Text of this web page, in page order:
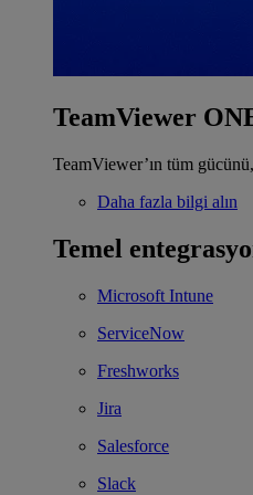
TeamViewer
TeamViewer’ın tüm
Daha fazla bilgi alın
Temel
Microsoft Intune
ServiceNow
Freshworks
Jira
Salesforce
Slack